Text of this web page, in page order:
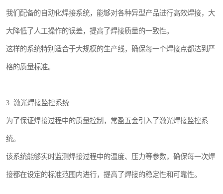
我们配备的自动化焊接系统，能够对各种异型产品进行高效焊接，大
大降低了人工操作的误差，提高了焊接质量的一致性。
这样的系统特别适合于大规模的生产线，确保每一个焊接点都达到严
格的质量标准。
3. 激光焊接监控系统
为了保证焊接过程中的质量控制，常盈五金引入了激光焊接监控系
统。
该系统能够实时监测焊接过程中的温度、压力等参数，确保每一次焊
接都在设定的标准范围内进行，提高了焊接的稳定性和可靠性。